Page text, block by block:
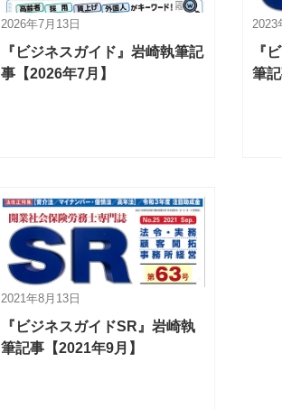
2026年7月13日
『ビジネスガイド』岩崎執筆記
事【2026年7月】
2023
『
筆
2021年8月13日
『ビジネスガイドSR』岩崎執
筆記事【2021年9月】